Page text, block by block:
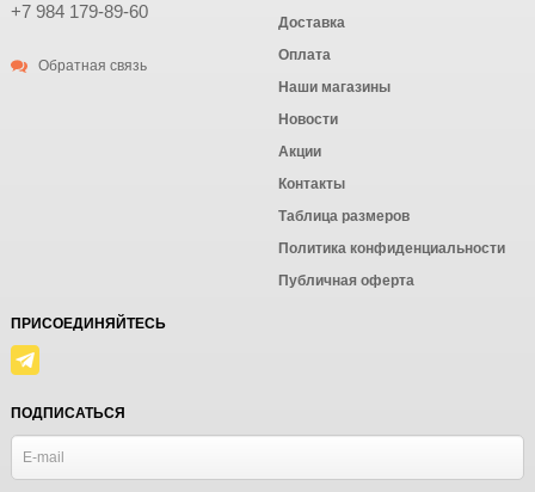
+7 984 179-89-60
Обратная связь
Доставка
Оплата
Наши магазины
Новости
Акции
Контакты
Таблица размеров
Политика конфиденциальности
Публичная оферта
ПРИСОЕДИНЯЙТЕСЬ
ПОДПИСАТЬСЯ